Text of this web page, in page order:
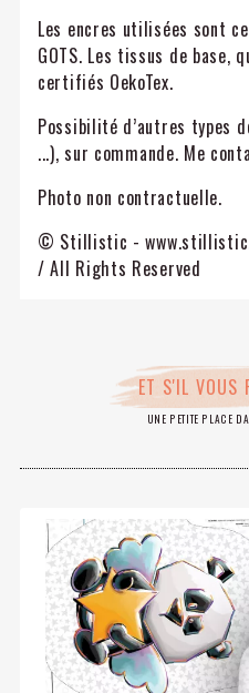
Les encres utilisées sont
GOTS. Les tissus de base,
certifiés OekoTex.
Possibilité d’autres types
...), sur commande. Me
Photo non contractuelle.
© Stillistic -
/ All Rights Reserved
ET S'IL VOUS
UNE PETITE PLACE